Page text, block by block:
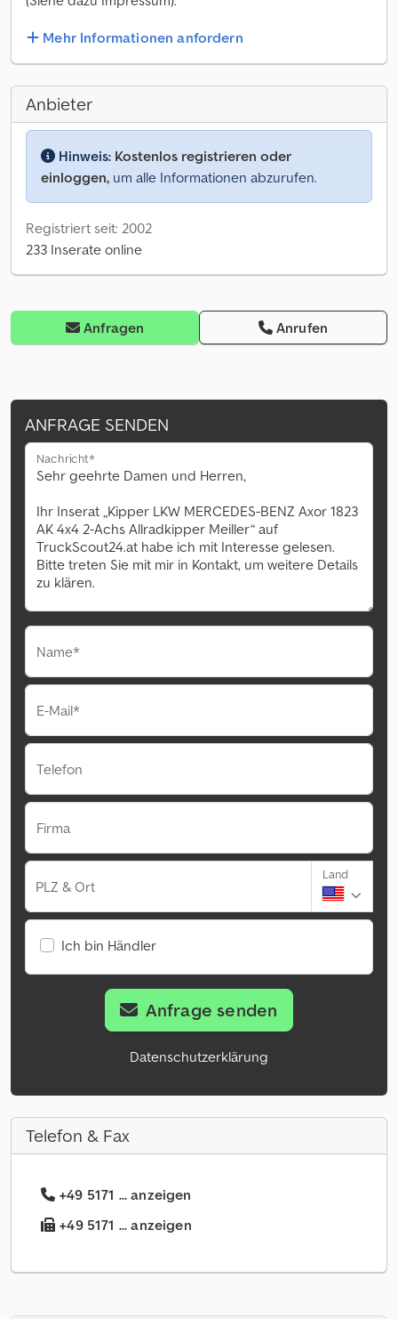
Mehr Informationen anfordern
Anbieter
Hinweis: Kostenlos registrieren oder
einloggen, um alle Informationen abzurufen.
Registriert seit: 2002
233 Inserate online
Anfragen Anrufen
ANFRAGE SENDEN
Nachricht*
Name*
E-Mail*
Telefon
Firma
PLZ & Ort
Land
Ich bin Händler
Anfrage senden
Datenschutzerklärung
Telefon & Fax
+49 5171 ... anzeigen
+49 5171 ... anzeigen